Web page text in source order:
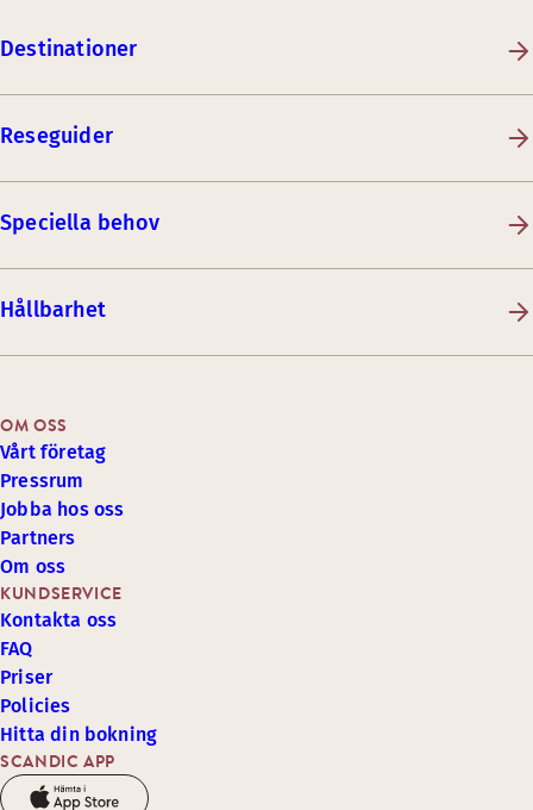
Destinationer
Reseguider
Speciella behov
Hållbarhet
SCANDIC APP
KUNDSERVICE
Kontakta oss
FAQ
Priser
Policies
Hitta din bokning
OM OSS
Vårt företag
Pressrum
Jobba hos oss
Partners
Om oss